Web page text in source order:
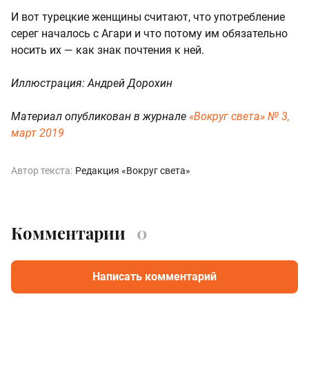
И вот турецкие женщины считают, что употребление
серег началось с Агари и что потому им обязательно
носить их — как знак почтения к ней.
Иллюстрация: Андрей Дорохин
Материал опубликован в журнале «Вокруг света» № 3,
март 2019
Автор текста: Редакция «Вокруг света»
Комментарии 0
Написать комментарий